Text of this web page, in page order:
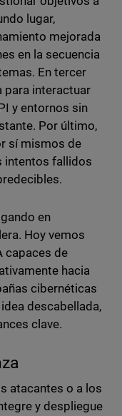
lugar,
mejorada
en la secuencia
En tercer
para interactuar
y entornos sin
Por último,
sí mismos de
intentos fallidos
en
Hoy vemos
capaces de
hacia
cibernéticas
descabellada,
clave.
atacantes o a los
y despliegue